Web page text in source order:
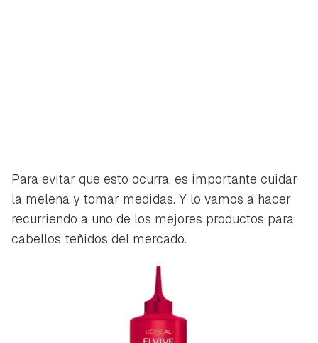
Para evitar que esto ocurra, es importante cuidar
la melena y tomar medidas. Y lo vamos a hacer
recurriendo a uno de los mejores productos para
cabellos teñidos del mercado.